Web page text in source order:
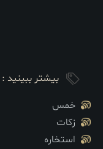
بیشتر ببینید :
خمس
زکات
استخاره